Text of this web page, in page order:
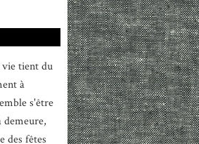
vie tient du
à
s'être
demeure,
des fêtes